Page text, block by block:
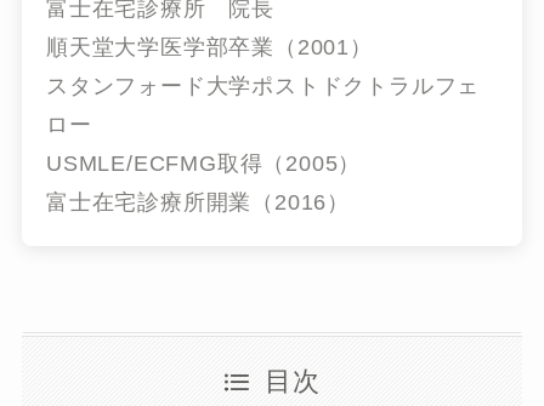
富士在宅診療所 院長
順天堂大学医学部卒業（2001）
スタンフォード大学ポストドクトラルフェ
ロー
USMLE/ECFMG取得（2005）
富士在宅診療所開業（2016）
目次